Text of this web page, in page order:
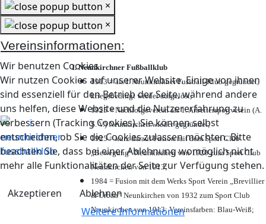
Wir benutzen Cookies
Wir nutzen Cookies auf unserer Website. Einige von ihnen
sind essenziell für den Betrieb der Seite, während andere
uns helfen, diese Website und die Nutzererfahrung zu
verbessern (Tracking Cookies). Sie können selbst
entscheiden, ob Sie die Cookies zulassen möchten. Bitte
beachten Sie, dass bei einer Ablehnung womöglich nicht
mehr alle Funktionalitäten der Seite zur Verfügung stehen.
Akzeptieren
Ablehnen
Weitere Informationen
×
×
Vereinsinformationen:
I. Neunkirchner Fußballklub
1913 = als I. Neunkirchner Fussball-Klub gegründet,
kriegsbedingt wieder aufgelöst;
1925 = Nachfolgeverein als 1. Arbeitersportverein (A.
S. V.) Neunkirchen wieder gegründet;
1925 = kurz darauf Fusion mit dem Sport Club
„Bewegung“ Neunkirchen von 1920 zum Sport Club
Neunkirchen von 1913;
1984 = Fusion mit dem Werks Sport Verein „Brevillier
& Urban“ Neunkirchen von 1932 zum Sport Club
Neunkirchen von 1913; Vereinsfarben: Blau-Weiß;